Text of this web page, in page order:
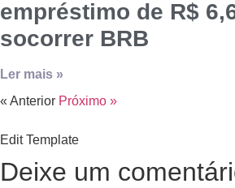
empréstimo de R$
socorrer BRB
Ler mais »
« Anterior Próximo »
Edit Template
Deixe um